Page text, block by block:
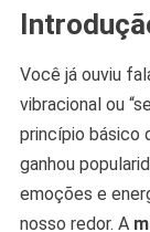
Você já ouviu
vibracional ou
princípio básico
ganhou
emoções e
nosso redor. A